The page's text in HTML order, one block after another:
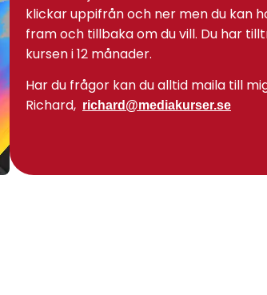
klickar uppifrån och ner men du kan
fram och tillbaka om du vill. Du har
kursen i 12 månader.
Har du frågor kan du alltid maila till
Richard, richard@mediakurser.se